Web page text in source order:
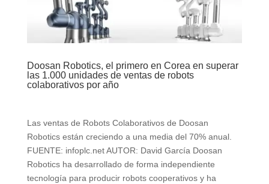
Doosan Robotics, el primero en Corea en superar
las 1.000 unidades de ventas de robots
colaborativos por año
Las ventas de Robots Colaborativos de Doosan
Robotics están creciendo a una media del 70% anual.
FUENTE: infoplc.net AUTOR: David García Doosan
Robotics ha desarrollado de forma independiente
tecnología para producir robots cooperativos y ha